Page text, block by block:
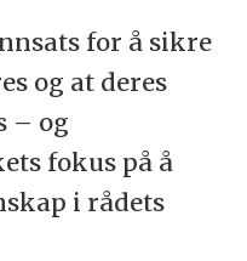
for å sikre
og at deres
– og
fokus på å
i rådets